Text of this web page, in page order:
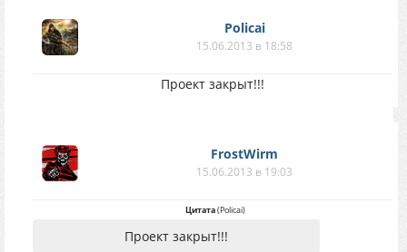
Policai
15.06.2013 в 18:58
Проект закрыт!!!
FrostWirm
15.06.2013 в 19:03
Цитата(Policai)
Проект закрыт!!!